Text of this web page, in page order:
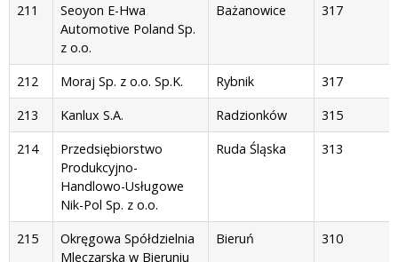
211
Seoyon E-Hwa
Automotive Poland Sp.
z o.o.
Bażanowice 317
212 Moraj Sp. z o.o. Sp.K. Rybnik
317
213
Kanlux S.A. Radzionków
315
214
Przedsiębiorstwo
Produkcyjno-
Handlowo-Usługowe
Nik-Pol Sp. z o.o.
Ruda Śląska 313
215
Okręgowa Spółdzielnia
Mleczarska w Bieruniu
Bieruń 310